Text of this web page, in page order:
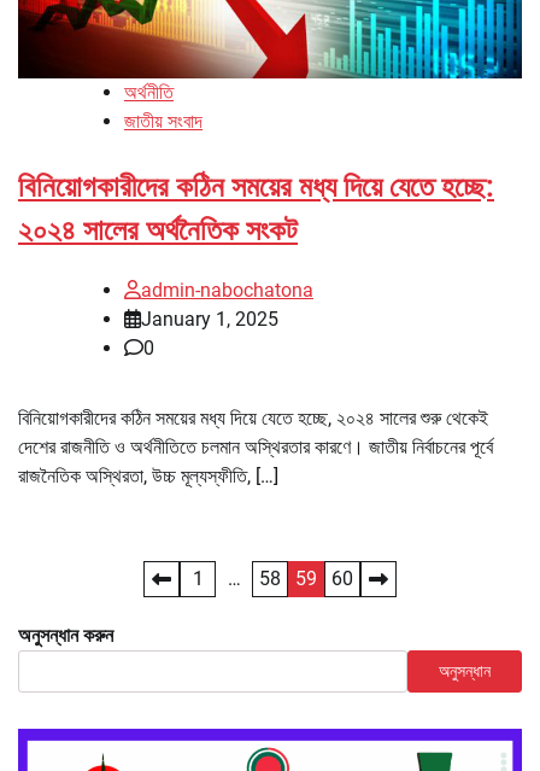
অর্থনীতি
জাতীয় সংবাদ
বিনিয়োগকারীদের কঠিন সময়ের মধ্য দিয়ে যেতে হচ্ছে:
২০২৪ সালের অর্থনৈতিক সংকট
admin-nabochatona
January 1, 2025
0
বিনিয়োগকারীদের কঠিন সময়ের মধ্য দিয়ে যেতে হচ্ছে, ২০২৪ সালের শুরু থেকেই
দেশের রাজনীতি ও অর্থনীতিতে চলমান অস্থিরতার কারণে। জাতীয় নির্বাচনের পূর্বে
রাজনৈতিক অস্থিরতা, উচ্চ মূল্যস্ফীতি, […]
pagination
1 … 58 59 60
অনুসন্ধান করুন
অনুসন্ধান